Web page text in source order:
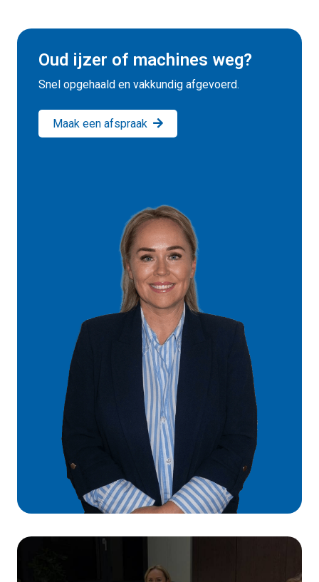
Oud ijzer of machines weg?
Snel opgehaald en vakkundig afgevoerd.
Maak een afspraak